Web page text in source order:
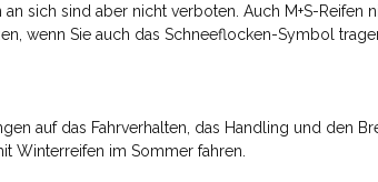
sich sind aber nicht verboten. Auch M+S-Reifen
wenn Sie auch das Schneeflocken-Symbol
auf das Fahrverhalten, das Handling und den
Winterreifen im Sommer fahren.